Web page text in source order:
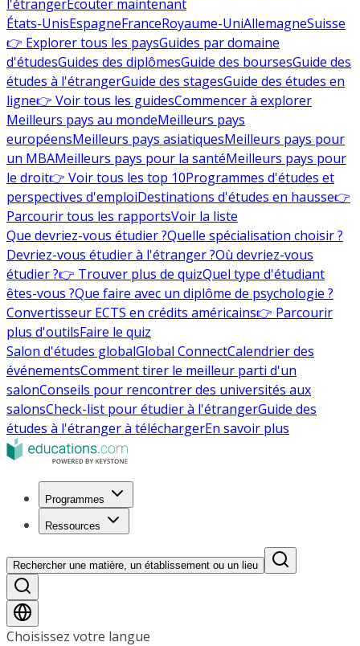
l'étrangerÉcouter maintenant
États-UnisEspagneFranceRoyaume-UniAllemagneSuisse
👉 Explorer tous les paysGuides par domaine
d'étudesGuides des diplômesGuide des boursesGuide des
études à l'étrangerGuide des stagesGuide des études en
ligne👉 Voir tous les guidesCommencer à explorer
Meilleurs pays au mondeMeilleurs pays
européensMeilleurs pays asiatiquesMeilleurs pays pour
un MBAMeilleurs pays pour la santéMeilleurs pays pour
le droit👉 Voir tous les top 10Programmes d'études et
perspectives d'emploiDestinations d'études en hausse👉
Parcourir tous les rapportsVoir la liste
Que devriez-vous étudier ?Quelle spécialisation choisir ?
Devriez-vous étudier à l'étranger ?Où devriez-vous
étudier ?👉 Trouver plus de quizQuel type d'étudiant
êtes-vous ?Que faire avec un diplôme de psychologie ?
Convertisseur ECTS en crédits américains👉 Parcourir
plus d'outilsFaire le quiz
Salon d'études globalGlobal ConnectCalendrier des
événementsComment tirer le meilleur parti d'un
salonConseils pour rencontrer des universités aux
salonsCheck-list pour étudier à l'étrangerGuide des
études à l'étranger à téléchargerEn savoir plus
Programmes
Ressources
Rechercher une matière, un établissement ou un lieu
Choisissez votre langue